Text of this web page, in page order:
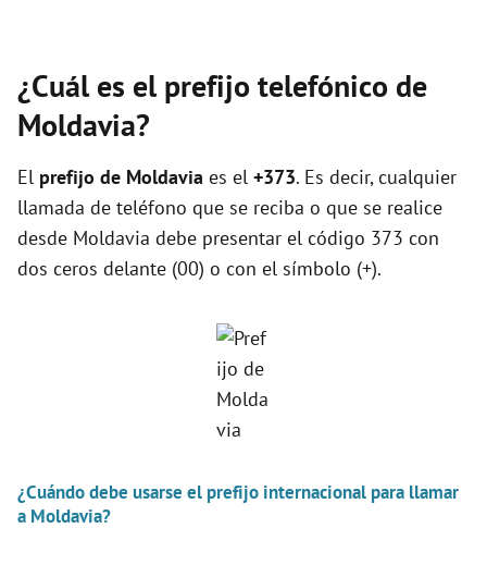
¿Cuál es el prefijo telefónico de
Moldavia?
El prefijo de Moldavia es el +373. Es decir, cualquier
llamada de teléfono que se reciba o que se realice
desde Moldavia debe presentar el código 373 con
dos ceros delante (00) o con el símbolo (+).
¿Cuándo debe usarse el prefijo internacional para llamar
a Moldavia?